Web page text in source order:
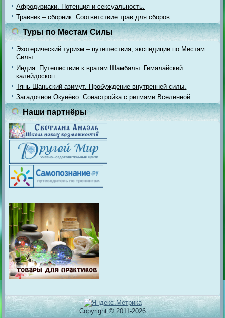
Афродизиаки. Потенция и сексуальность.
Травник – сборник. Соответствие трав для сборов.
Туры по Местам Силы
Эзотерический туризм – путешествия, экспедиции по Местам
Силы.
Индия. Путешествие к вратам Шамбалы. Гималайский
калейдоскоп.
Тянь-Шаньский азимут. Пробуждение внутренней силы.
Загадочное Окунёво. Сонастройка с ритмами Вселенной.
Наши партнёры
Copyright © 2011-2026